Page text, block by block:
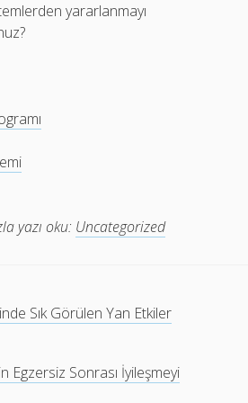
yararlanmayı
yazı oku: Uncategorized
Sık Görülen Yan Etkiler
Egzersiz Sonrası İyileşmeyi